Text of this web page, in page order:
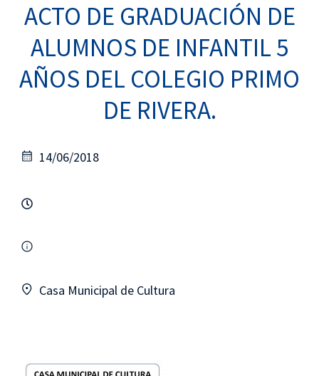
ACTO DE GRADUACIÓN DE
ALUMNOS DE INFANTIL 5
AÑOS DEL COLEGIO PRIMO
DE RIVERA.
14/06/2018
Casa Municipal de Cultura